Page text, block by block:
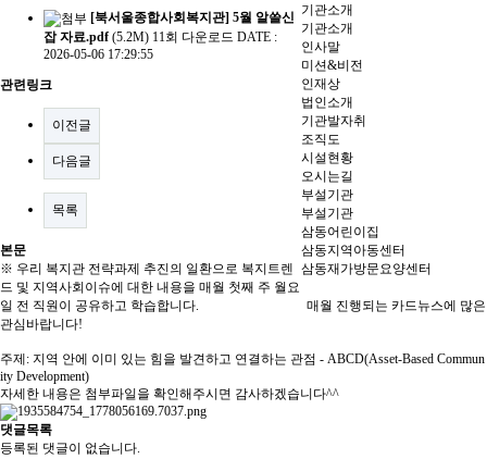
기관소개
기관소개
인사말
미션&비전
인재상
법인소개
기관발자취
조직도
시설현황
오시는길
부설기관
부설기관
삼동어린이집
삼동지역아동센터
삼동재가방문요양센터
[북서울종합사회복지관] 5월 알쓸신
잡 자료.pdf(5.2M) 11회 다운로드 DATE :
2026-05-06 17:29:55
관련링크
이전글
다음글
목록
본문
※ 우리 복지관 전략과제 추진의 일환으로 복지트렌
드 및 지역사회이슈에 대한 내용을 매월 첫째 주 월요
일 전 직원이 공유하고 학습합니다. 매월 진행되는 카드뉴스에 많은
관심바랍니다!
주제: 지역 안에 이미 있는 힘을 발견하고 연결하는 관점 - ABCD(Asset-Based Commun
ity Development)
자세한 내용은 첨부파일을 확인해주시면 감사하겠습니다^^
댓글목록
등록된 댓글이 없습니다.